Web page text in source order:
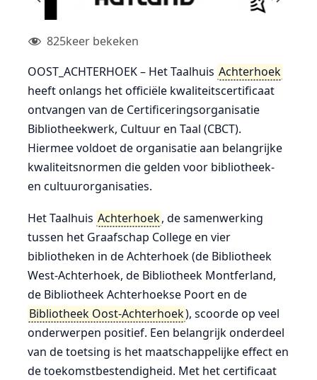
825keer bekeken
OOST_ACHTERHOEK – Het Taalhuis Achterhoek
heeft onlangs het officiële kwaliteitscertificaat
ontvangen van de Certificeringsorganisatie
Bibliotheekwerk, Cultuur en Taal (CBCT).
Hiermee voldoet de organisatie aan belangrijke
kwaliteitsnormen die gelden voor bibliotheek-
en cultuurorganisaties.
Het Taalhuis Achterhoek, de samenwerking
tussen het Graafschap College en vier
bibliotheken in de Achterhoek (de Bibliotheek
West-Achterhoek, de Bibliotheek Montferland,
de Bibliotheek Achterhoekse Poort en de
Bibliotheek Oost-Achterhoek), scoorde op veel
onderwerpen positief. Een belangrijk onderdeel
van de toetsing is het maatschappelijke effect en
de toekomstbestendigheid. Met het certificaat